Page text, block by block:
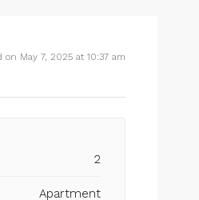
on May 7, 2025 at 10:37 am
2
Apartment